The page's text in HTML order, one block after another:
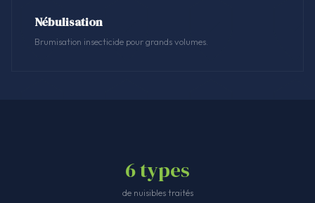
Nébulisation
Brumisation insecticide pour grands volumes.
6 types
de nuisibles traités